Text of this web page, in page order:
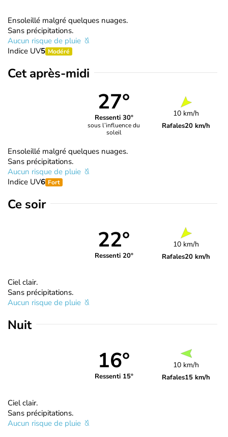
Ensoleillé malgré quelques nuages.
Sans précipitations.
Aucun risque de pluie
Indice UV5 Modéré
Cet après-midi
27°
Ressenti 30°
sous l’influence du
soleil
10 km/h
Rafales20 km/h
Ensoleillé malgré quelques nuages.
Sans précipitations.
Aucun risque de pluie
Indice UV6 Fort
Ce soir
22°
Ressenti 20°
10 km/h
Rafales20 km/h
Ciel clair.
Sans précipitations.
Aucun risque de pluie
Nuit
16°
Ressenti 15°
10 km/h
Rafales15 km/h
Ciel clair.
Sans précipitations.
Aucun risque de pluie